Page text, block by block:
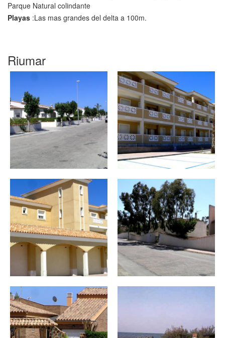
Parque Natural colindante
Playas :Las mas grandes del delta a 100m.
Riumar